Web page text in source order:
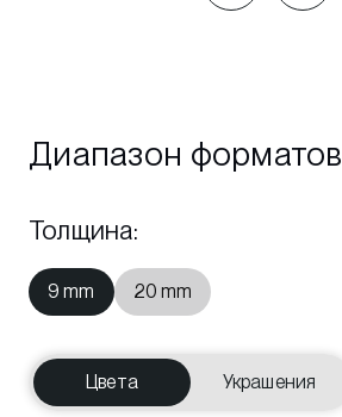
Диапазон форматов
Толщина:
9 mm 20 mm
Цвета Украшения